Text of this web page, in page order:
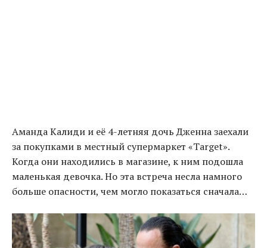
Аманда Калиди и её 4-летняя дочь Дженна заехали
за покупками в местный супермаркет «Target».
Когда они находились в магазине, к ним подошла
маленькая девочка. Но эта встреча несла намного
больше опасности, чем могло показаться сначала…